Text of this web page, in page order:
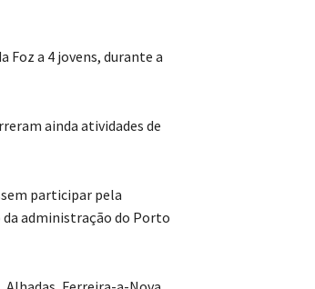
Foz a 4 jovens, durante a
ainda atividades de
participar pela
administração do Porto